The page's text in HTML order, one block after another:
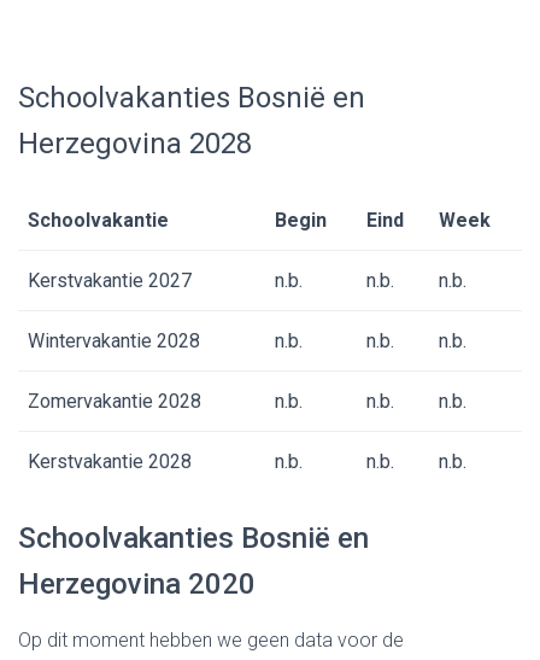
Schoolvakanties Bosnië en
Herzegovina 2028
Schoolvakantie Begin Eind Week
Kerstvakantie 2027 n.b. n.b. n.b.
Wintervakantie 2028 n.b. n.b. n.b.
Zomervakantie 2028 n.b. n.b. n.b.
Kerstvakantie 2028 n.b. n.b. n.b.
Schoolvakanties Bosnië en
Herzegovina 2020
Op dit moment hebben we geen data voor de